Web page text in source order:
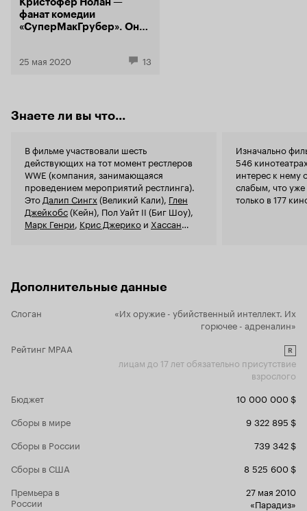
фанат комедии
«СуперМакГрубер». Он
рыцаря»
25 мая 2020 13
Знаете ли вы что...
В фильме участвовали шесть
действующих на тот момент рестлеров
WWE (компания, занимающаяся
проведением мероприятий рестлинга).
Это Далип Сингх (Великий Кали), Глен
Джейкобс(Кейн), Пол Уайт II (Биг Шоу),
Марк Генри Крис Джерико и Хассан
Изначально
546
интерес к нему
слабым, что
только в 177
Дополнительные данные
Слоган
«Их оружие - убийственный интеллект. Их
горючее - адреналин»
Рейтинг MPAA
R
лицам до 17 лет обязательно присутствие
взрослого
Бюджет
10 000 000 $
Сборы в мире
9 322 895 $
Сборы в России
739 342 $
Сборы в США
8 525 600 $
Премьера в
России
27 мая 2010
«Парадиз»